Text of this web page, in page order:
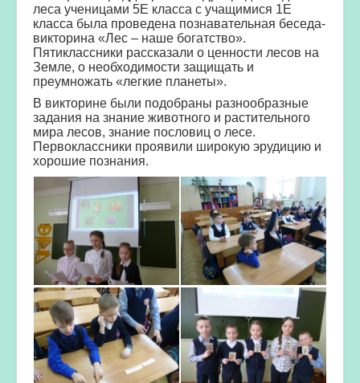
леса ученицами 5Е класса с учащимися 1Е
класса была проведена познавательная беседа-
викторина «Лес – наше богатство».
Пятиклассники рассказали о ценности лесов на
Земле, о необходимости защищать и
преумножать «легкие планеты».
В викторине были подобраны разнообразные
задания на знание животного и растительного
мира лесов, знание пословиц о лесе.
Первоклассники проявили широкую эрудицию и
хорошие познания.